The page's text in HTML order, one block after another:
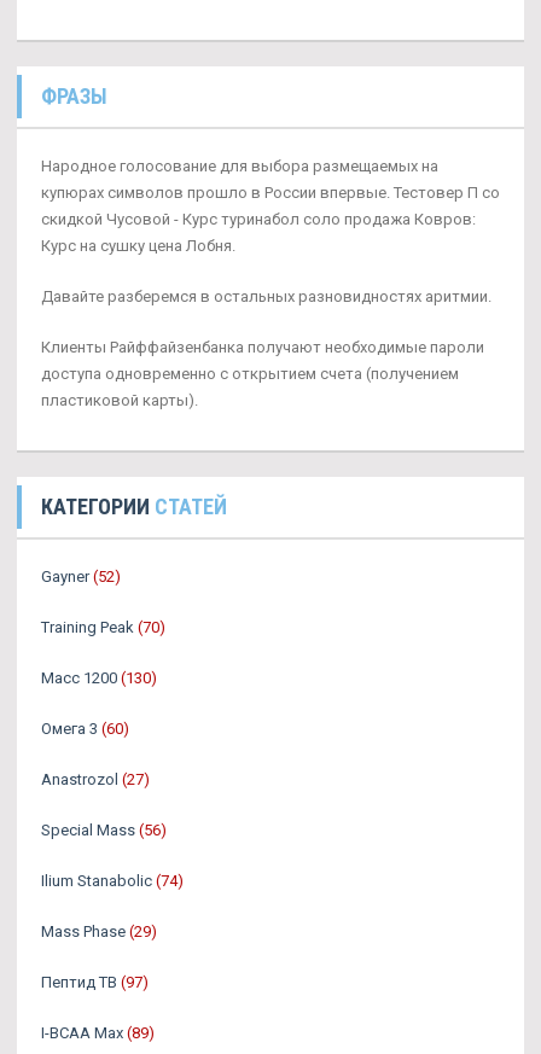
ФРАЗЫ
Народное голосование для выбора размещаемых на
купюрах символов прошло в России впервые. Тестовер П со
скидкой Чусовой - Курс туринабол соло продажа Ковров:
Курс на сушку цена Лобня.
Давайте разберемся в остальных разновидностях аритмии.
Клиенты Райффайзенбанка получают необходимые пароли
доступа одновременно с открытием счета (получением
пластиковой карты).
КАТЕГОРИИ СТАТЕЙ
Gayner (52)
Training Peak (70)
Масс 1200 (130)
Омега 3 (60)
Аnastrozol (27)
Special Mass (56)
Ilium Stanabolic (74)
Mass Phase (29)
Пептид TB (97)
I-BCAA Max (89)